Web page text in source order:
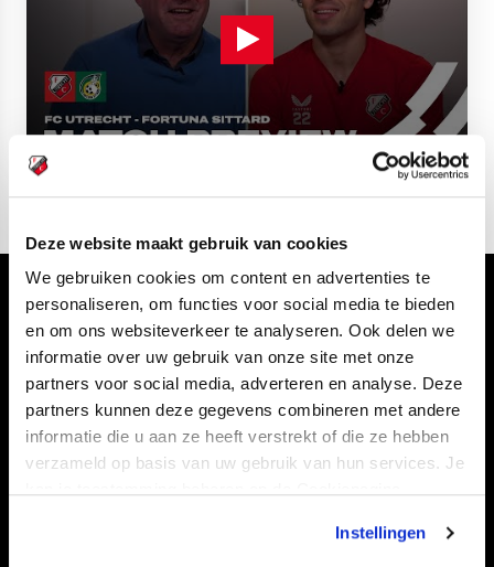
Deze website maakt gebruik van cookies
We gebruiken cookies om content en advertenties te
personaliseren, om functies voor social media te bieden
en om ons websiteverkeer te analyseren. Ook delen we
informatie over uw gebruik van onze site met onze
partners voor social media, adverteren en analyse. Deze
partners kunnen deze gegevens combineren met andere
informatie die u aan ze heeft verstrekt of die ze hebben
verzameld op basis van uw gebruik van hun services. Je
Instellingen
Volg ons ook via
Navigeer naar